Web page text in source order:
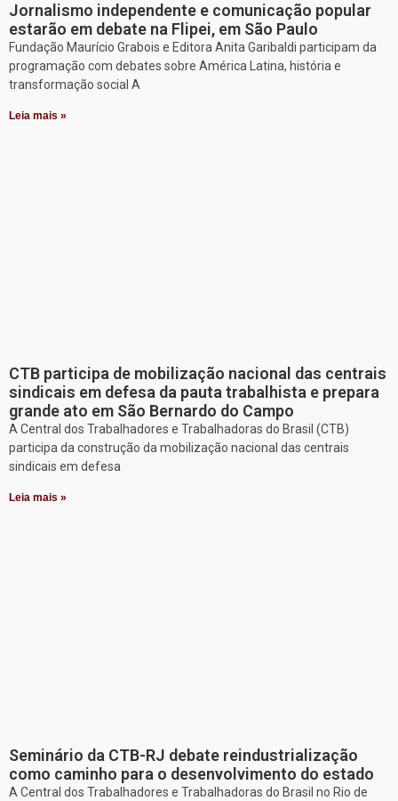
Jornalismo independente e comunicação popular
estarão em debate na Flipei, em São Paulo
Fundação Maurício Grabois e Editora Anita Garibaldi participam da
programação com debates sobre América Latina, história e
transformação social A
Leia mais »
CTB participa de mobilização nacional das centrais
sindicais em defesa da pauta trabalhista e prepara
grande ato em São Bernardo do Campo
A Central dos Trabalhadores e Trabalhadoras do Brasil (CTB)
participa da construção da mobilização nacional das centrais
sindicais em defesa
Leia mais »
Seminário da CTB-RJ debate reindustrialização
como caminho para o desenvolvimento do estado
A Central dos Trabalhadores e Trabalhadoras do Brasil no Rio de